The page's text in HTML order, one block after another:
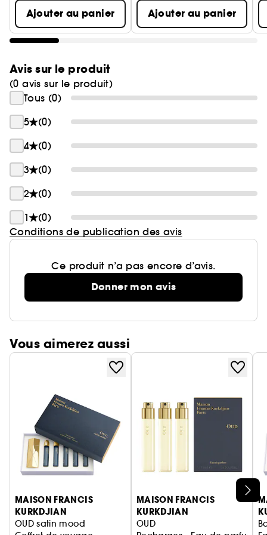
Ajouter au panier Ajouter au panier
Avis sur le produit
(0 avis sur le produit)
Tous (0)
5
(0)
4
(0)
3
(0)
2
(0)
1
(0)
Conditions de publication des avis
Ce produit n’a pas encore d’avis.
Donner mon avis
Vous aimerez aussi
MAISON FRANCIS
KURKDJIAN
OUD satin mood
MAISON FRANCIS
KURKDJIAN
OUD